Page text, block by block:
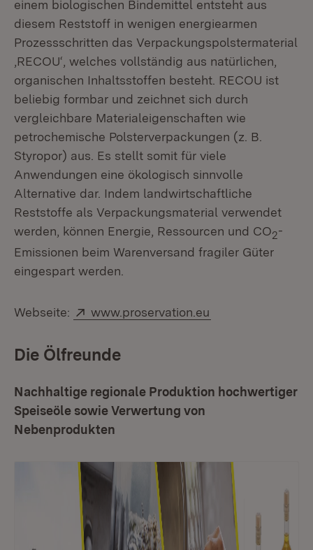
einem biologischen Bindemittel entsteht aus
diesem Reststoff in wenigen energiearmen
Prozessschritten das Verpackungspolstermaterial
‚RECOU‘, welches vollständig aus natürlichen,
organischen Inhaltsstoffen besteht. RECOU ist
beliebig formbar und zeichnet sich durch
vergleichbare Materialeigenschaften wie
petrochemische Polsterverpackungen (z. B.
Styropor) aus. Es stellt somit für viele
Anwendungen eine ökologisch sinnvolle
Alternative dar. Indem landwirtschaftliche
Reststoffe als Verpackungsmaterial verwendet
werden, können Energie, Ressourcen und CO2-
Emissionen beim Warenversand fragiler Güter
eingespart werden.
Webseite: Extern:
www.proservation.eu
Die Ölfreunde
Nachhaltige regionale Produktion hochwertiger
Speiseöle sowie Verwertung von
Nebenprodukten